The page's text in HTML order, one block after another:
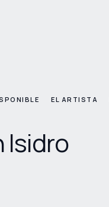
EL ARTISTA
Isidro